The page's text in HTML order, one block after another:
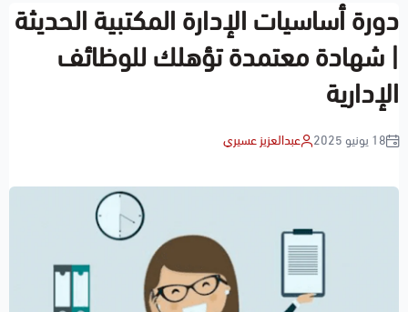
دورة أساسيات الإدارة المكتبية الحديثة
| شهادة معتمدة تؤهلك للوظائف
الإدارية
18 يونيو 2025 عبدالعزيز عسيري